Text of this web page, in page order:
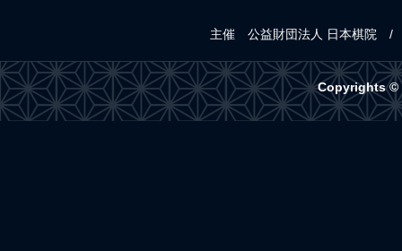
主催 公益財団法人 日本棋院 /
Copyrights ©